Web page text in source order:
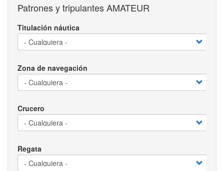
Patrones y tripulantes AMATEUR
Titulación náutica
Zona de navegación
Crucero
Regata